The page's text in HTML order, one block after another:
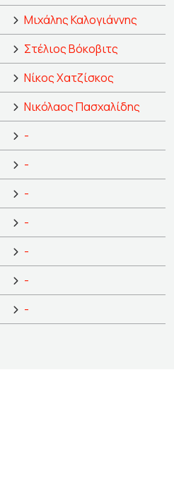
Μιχάλης Καλογιάννης
Στέλιος Βόκοβιτς
Νίκος Χατζίσκος
Νικόλαος Πασχαλίδης
-
-
-
-
-
-
-